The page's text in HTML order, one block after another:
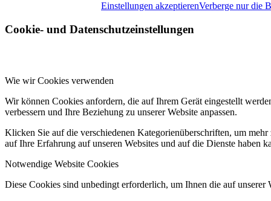
Einstellungen akzeptierenVerberge nur die
Cookie- und Datenschutzeinstellungen
Wie wir Cookies verwenden
Wir können Cookies anfordern, die auf Ihrem Gerät eingestellt
verbessern und Ihre Beziehung zu unserer Website anpassen.
Klicken Sie auf die verschiedenen Kategorienüberschriften, um
auf Ihre Erfahrung auf unseren Websites und auf die Dienste haben
Notwendige Website Cookies
Diese Cookies sind unbedingt erforderlich, um Ihnen die auf